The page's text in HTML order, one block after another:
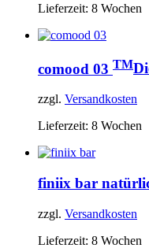
Lieferzeit: 8 Wochen
comood 03 TM
zzgl. Versandkosten
Lieferzeit: 8 Wochen
finiix bar
zzgl. Versandkosten
Lieferzeit: 8 Wochen